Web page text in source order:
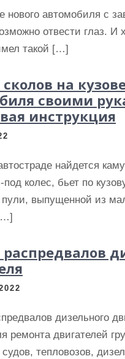
нового автомобиля с
отвести глаз. И
такой […]
на
своими
инструкция
найдется
под колес, бьет по
пули, выпущенной из
дизельного
ремонта двигателей
тепловозов,